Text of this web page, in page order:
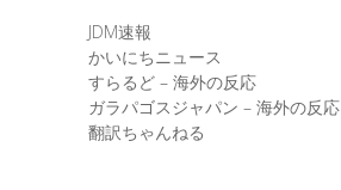
JDM速報
かいにちニュース
すらるど – 海外の反応
ガラパゴスジャパン – 海外の反応
翻訳ちゃんねる